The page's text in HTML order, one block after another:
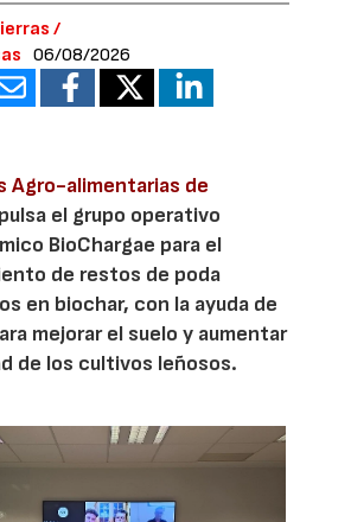
/
06/08/2026
Agro-alimentarias de
el grupo operativo
BioChargae para el
de restos de poda
en biochar, con la ayuda de
mejorar el suelo y aumentar
de los cultivos leñosos.